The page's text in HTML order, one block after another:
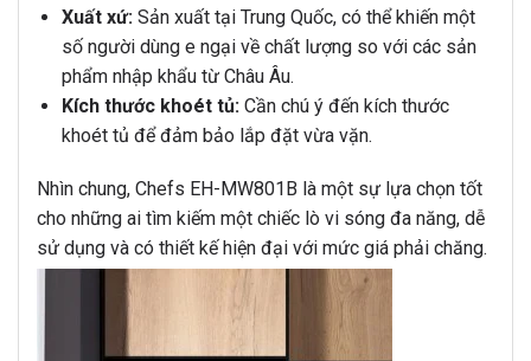
Xuất xứ:Sản xuất tại Trung Quốc, có thể khiến một
số người dùng e ngại về chất lượng so với các sản
phẩm nhập khẩu từ Châu Âu.
Kích thước khoét tủ:Cần chú ý đến kích thước
khoét tủ để đảm bảo lắp đặt vừa vặn.
Nhìn chung, Chefs EH-MW801B là một sự lựa chọn tốt
cho những ai tìm kiếm một chiếc lò vi sóng đa năng, dễ
sử dụng và có thiết kế hiện đại với mức giá phải chăng.